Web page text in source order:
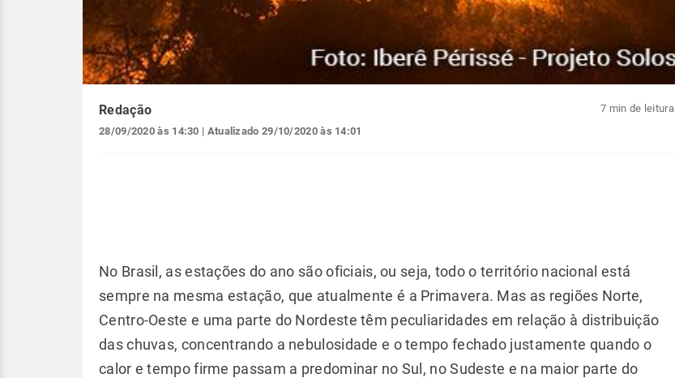
Redação
28/09/2020 às 14:30 | Atualizado 29/10/2020 às 14:01
7 min de leitura
No Brasil, as estações do ano são oficiais, ou seja, todo o território nacional está
sempre na mesma estação, que atualmente é a Primavera. Mas as regiões Norte,
Centro-Oeste e uma parte do Nordeste têm peculiaridades em relação à distribuição
das chuvas, concentrando a nebulosidade e o tempo fechado justamente quando o
calor e tempo firme passam a predominar no Sul, no Sudeste e na maior parte do